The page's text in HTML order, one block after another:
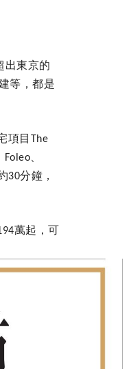
出東京的
等，都是
項目 The
Foleo
30分鐘，
萬起，可